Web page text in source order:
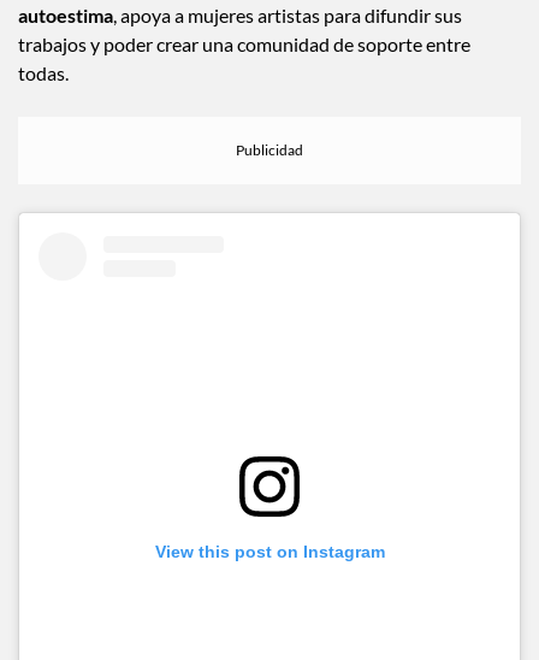
autoestima, apoya a mujeres artistas para difundir sus
trabajos y poder crear una comunidad de soporte entre
todas.
View this post on Instagram